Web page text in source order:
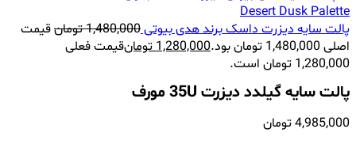
پالت سایه دیزرت داسک برند هدی بیوتی1,480,000تومانقیمت
اصلی 1,480,000 تومان بود.
1,280,000تومانقیمت فعلی
1,280,000 تومان است.
پالت سایه گیلدد دیزرت 35U مورف
4,985,000تومان